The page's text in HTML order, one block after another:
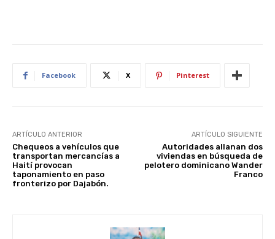
Facebook X Pinterest
ARTÍCULO ANTERIOR
Chequeos a vehículos que
transportan mercancías a
Haití provocan
taponamiento en paso
fronterizo por Dajabón.
ARTÍCULO SIGUIENTE
Autoridades allanan dos
viviendas en búsqueda de
pelotero dominicano Wander
Franco